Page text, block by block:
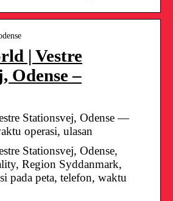
| Vestre
Odense –
Stationsvej, Odense —
operasi, ulasan
Stationsvej, Odense,
Region Syddanmark,
pada peta, telefon, waktu